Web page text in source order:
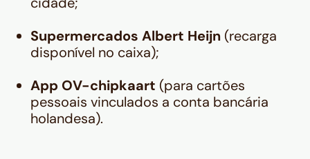
Supermercados Albert Heijn (recarga
disponível no caixa);
App OV-chipkaart (para cartões
pessoais vinculados a conta bancária
holandesa).